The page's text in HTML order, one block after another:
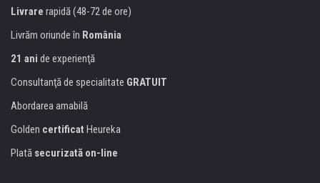
Livrare rapidă (48-72 de ore)
Livrăm oriunde în România
21 ani de experienţă
Consultanţă de specialitate GRATUIT
Abordarea amabilă
Golden certificat Heureka
Plată securizată on-line